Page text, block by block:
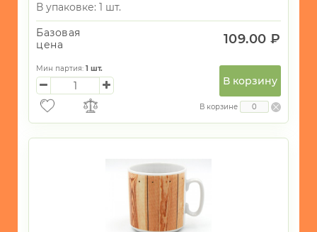
В упаковке: 1 шт.
Базовая
цена
109.00 ₽
Мин партия: 1 шт.
В корзину
В корзине